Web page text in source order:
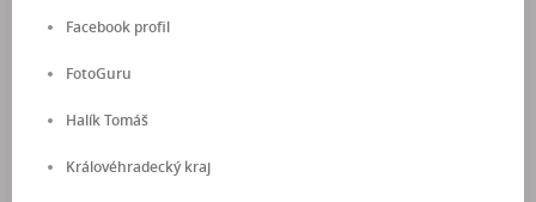
Facebook profil
FotoGuru
Halík Tomáš
Královéhradecký kraj